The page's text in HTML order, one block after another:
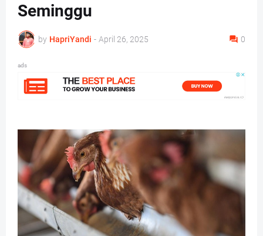
Seminggu
by HapriYandi - April 26, 2025 0
ads